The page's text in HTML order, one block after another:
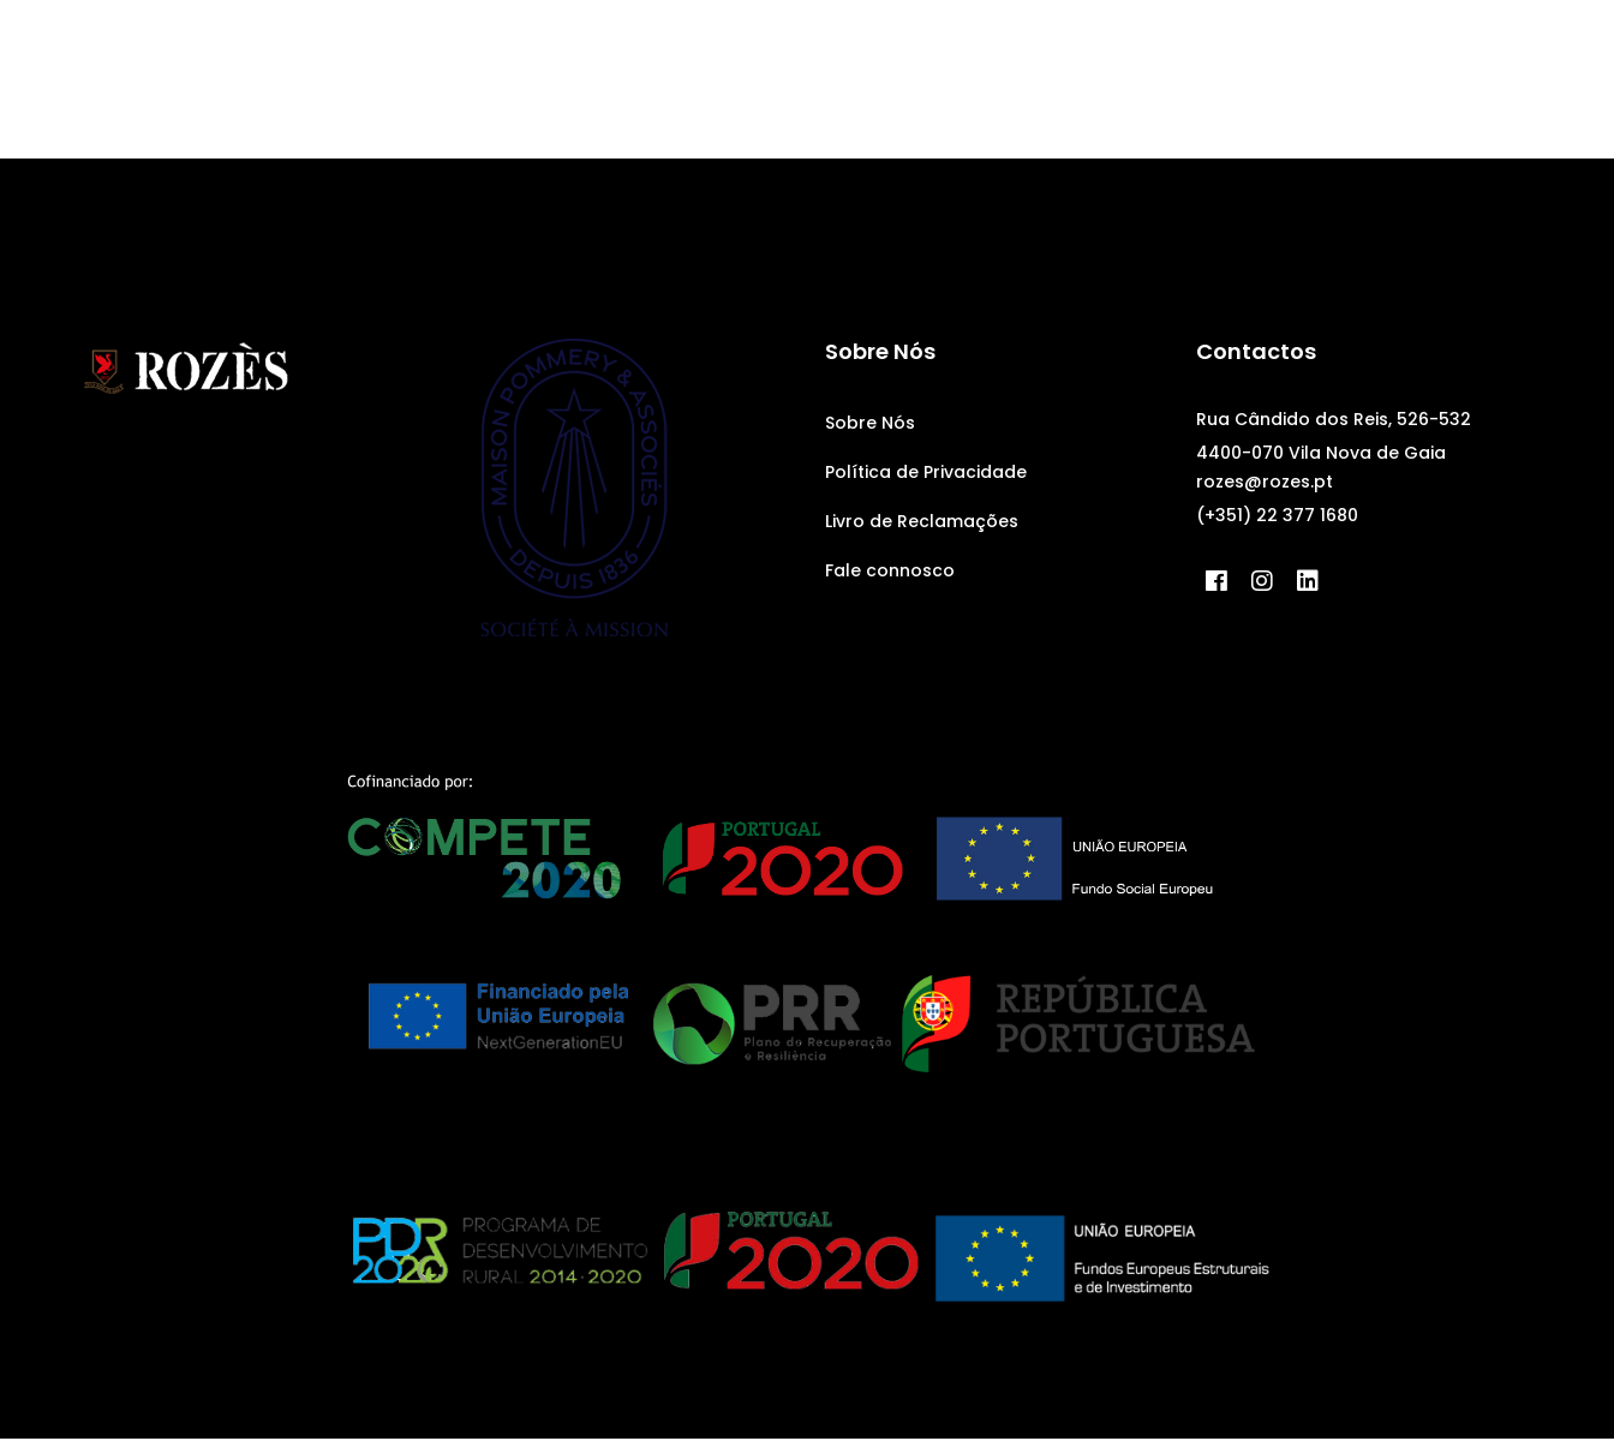
Sobre Nós
Sobre Nós
Política de Privacidade
Livro de Reclamações
Fale connosco
Contactos
Rua Cândido dos Reis, 526-532
4400-070 Vila Nova de Gaia
rozes@rozes.pt
(+351) 22 377 1680